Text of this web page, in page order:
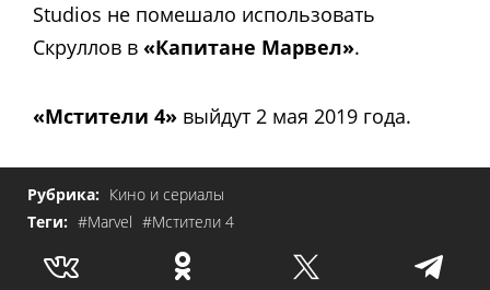
Studios не помешало использовать
Скруллов в «Капитане Марвел».
«Мстители 4» выйдут 2 мая 2019 года.
Рубрика: Кино и сериалы
Теги: #Marvel #Мстители 4